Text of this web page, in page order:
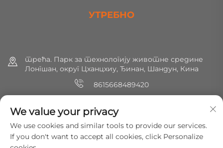
УТРЕБНО
трећа. Парк за технологију животне средине
Лонгшан, округ Цханцхиу, Ђинан, Шандун, Кина
8615668489420
[email protected]
We value your privacy
We use cookies and similar tools to provide our services.
If you don't want to accept all cookies, click Personalize